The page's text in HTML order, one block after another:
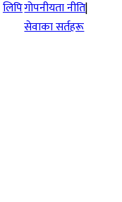
लिपिगोपनीयता नीति|
सेवाका सर्तहरू